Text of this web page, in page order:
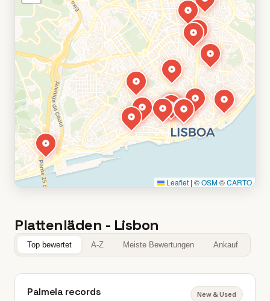
Leaflet | ©OSM©CARTO
Plattenläden - Lisbon
Top bewertet A-Z Meiste Bewertungen Ankauf
Palmela records New & Used